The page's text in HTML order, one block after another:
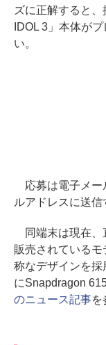
ズに正解すると
IDOL 3」本体が
い。
応募は電子メー
ルアドレスに送信
同端末は現在、
販売されている
称なデザインを採
にSnapdragon
のニュース記事を